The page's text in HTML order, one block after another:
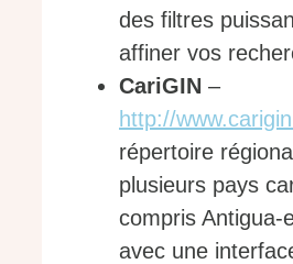
des filtres
affiner vos
CariGIN –
http://
répertoire
plusieurs pays
compris Antigua-
avec une